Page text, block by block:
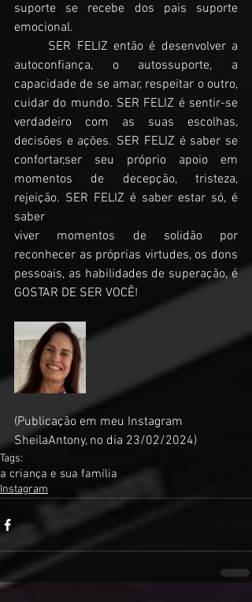
suporte se recebe dos pais suporte
emocional.
autoconfiança, o autossuporte, a
capacidade de se amar, respeitar o outro,
cuidar do mundo. SER FELIZ é sentir-se
verdadeiro com as suas escolhas,
decisões e ações. SER FELIZ é saber se
confortar,ser seu próprio apoio em
momentos de decepção, tristeza,
rejeição. SER FELIZ é saber estar só, é
saber
viver momentos de solidão por
reconhecer as próprias virtudes, os dons
pessoais, as habilidades de superação, é
GOSTAR DE SER VOCÊ!
(Publicação em meu Instagram
SheilaAntony, no dia 23/02/2024)
Tags:
a criança e sua família
Instagram